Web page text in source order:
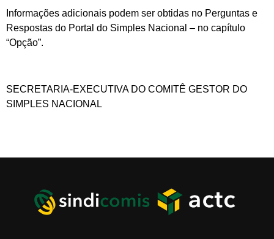
Informações adicionais podem ser obtidas no Perguntas e
Respostas do Portal do Simples Nacional – no capítulo
“Opção”.
SECRETARIA-EXECUTIVA DO COMITÊ GESTOR DO
SIMPLES NACIONAL